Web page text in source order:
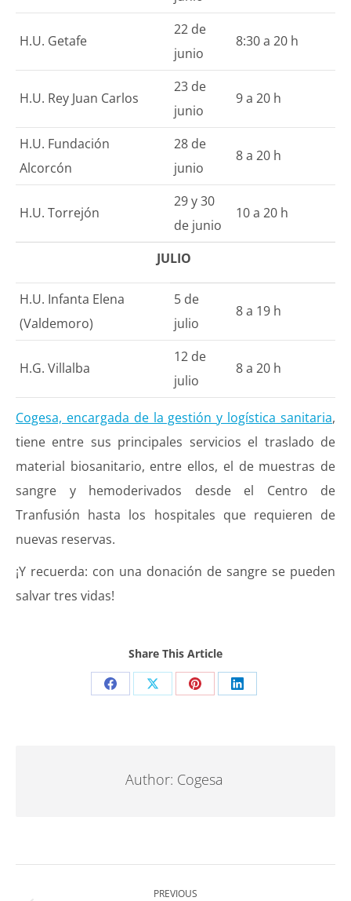
H.U. Getafe
22 de
junio
8:30 a 20 h
H.U. Rey Juan Carlos
23 de
junio
9 a 20 h
H.U. Fundación
Alcorcón
28 de
junio
8 a 20 h
H.U. Torrejón
29 y 30
de junio
10 a 20 h
JULIO
H.U. Infanta Elena
(Valdemoro)
5 de
julio
8 a 19 h
H.G. Villalba
12 de
julio
8 a 20 h
Cogesa, encargada de la gestión y logística sanitaria,
tiene entre sus principales servicios el traslado de
material biosanitario, entre ellos, el de muestras de
sangre y hemoderivados desde el Centro de
Tranfusión hasta los hospitales que requieren de
nuevas reservas.
¡Y recuerda: con una donación de sangre se pueden
salvar tres vidas!
Share This Article
Share Share Share Share
Author: Cogesa
Post
PREVIOUS